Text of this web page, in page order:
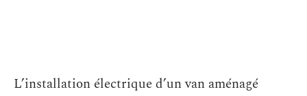
L’installation électrique d’un van aménagé